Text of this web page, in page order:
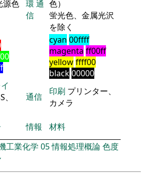
源色 環 通
信
色）
蛍光色、金属光沢
を除く
cyan 00ffff
magenta ff00ff
yellowffff00
black00000
通信 印刷 プリンター、
カメラ
情報
材料
工業化学 05情報処理概論色度